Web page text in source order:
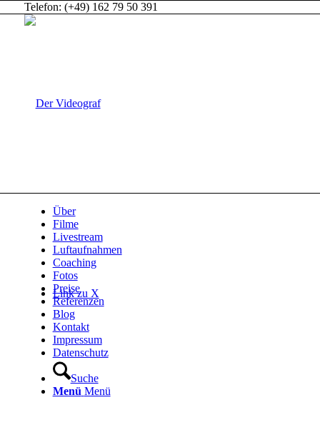
Telefon: (+49) 162 79 50 391
Link zu X
Über
Filme
Livestream
Luftaufnahmen
Coaching
Fotos
Preise
Referenzen
Blog
Kontakt
Impressum
Datenschutz
Suche
Menü Menü